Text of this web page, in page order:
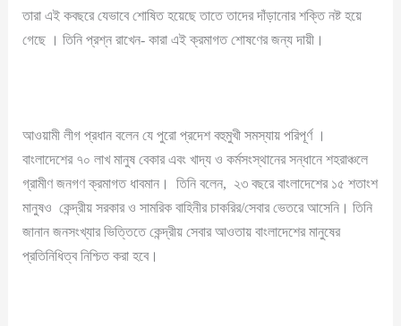
তারা এই কবছরে যেভাবে শোষিত হয়েছে তাতে তাদের দাঁড়ানোর শক্তি নষ্ট হয়ে
গেছে । তিনি প্রশ্ন রাখেন- কারা এই ক্রমাগত শোষণের জন্য দায়ী।
আওয়ামী লীগ প্রধান বলেন যে পুরো প্রদেশ বহুমুখী সমস্যায় পরিপূর্ণ ।
বাংলাদেশের ৭০ লাখ মানুষ বেকার এবং খাদ্য ও কর্মসংস্থানের সন্ধানে শহরাঞ্চলে
গ্রামীণ জনগণ ক্রমাগত ধাবমান। তিনি বলেন, ২৩ বছরে বাংলাদেশের ১৫ শতাংশ
মানুষও কেন্দ্রীয় সরকার ও সামরিক বাহিনীর চাকরির/সেবার ভেতরে আসেনি। তিনি
জানান জনসংখ্যার ভিত্তিতে কেন্দ্রীয় সেবার আওতায় বাংলাদেশের মানুষের
প্রতিনিধিত্ব নিশ্চিত করা হবে।